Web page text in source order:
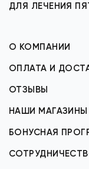
ДЛЯ ЛЕЧЕНИЯ
О КОМПАНИИ
ОПЛАТА И
ОТЗЫВЫ
НАШИ МАГАЗИНЫ
БОНУСНАЯ